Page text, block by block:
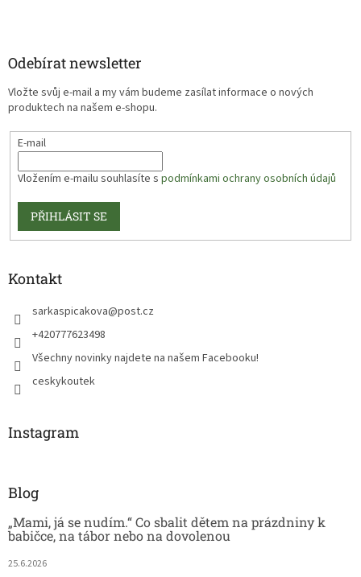
Odebírat newsletter
Vložte svůj e-mail a my vám budeme zasílat informace o nových
produktech na našem e-shopu.
E-mail
Vložením e-mailu souhlasíte s podmínkami ochrany osobních údajů
PŘIHLÁSIT SE
Kontakt
sarkaspicakova@post.cz
+420777623498
Všechny novinky najdete na našem Facebooku!
ceskykoutek
Instagram
Blog
„Mami, já se nudím.“ Co sbalit dětem na prázdniny k
babičce, na tábor nebo na dovolenou
25.6.2026